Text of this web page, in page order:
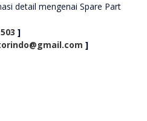
detail mengenai Spare Part
]
]